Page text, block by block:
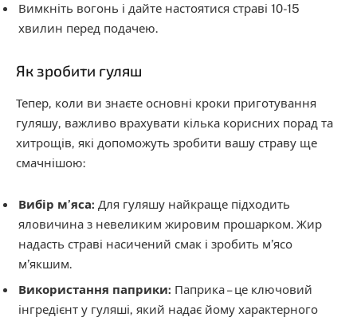
Вимкніть вогонь і дайте настоятися страві 10-15
хвилин перед подачею.
Як зробити гуляш
Тепер, коли ви знаєте основні кроки приготування
гуляшу, важливо врахувати кілька корисних порад та
хитрощів, які допоможуть зробити вашу страву ще
смачнішою:
Вибір м’яса: Для гуляшу найкраще підходить
яловичина з невеликим жировим прошарком. Жир
надасть страві насичений смак і зробить м’ясо
м’якшим.
Використання паприки: Паприка – це ключовий
інгредієнт у гуляші, який надає йому характерного